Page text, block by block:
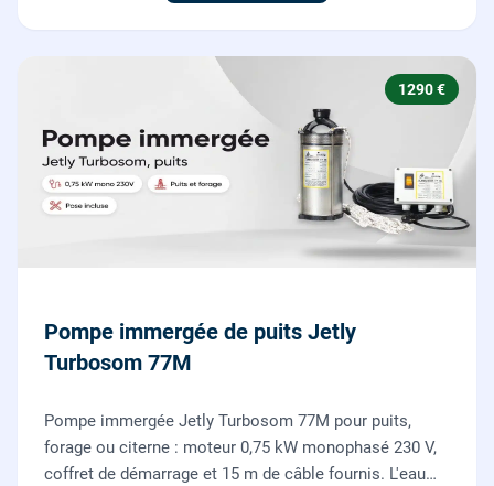
1290 €
Pompe immergée de puits Jetly
Turbosom 77M
Pompe immergée Jetly Turbosom 77M pour puits,
forage ou citerne : moteur 0,75 kW monophasé 230 V,
coffret de démarrage et 15 m de câble fournis. L'eau